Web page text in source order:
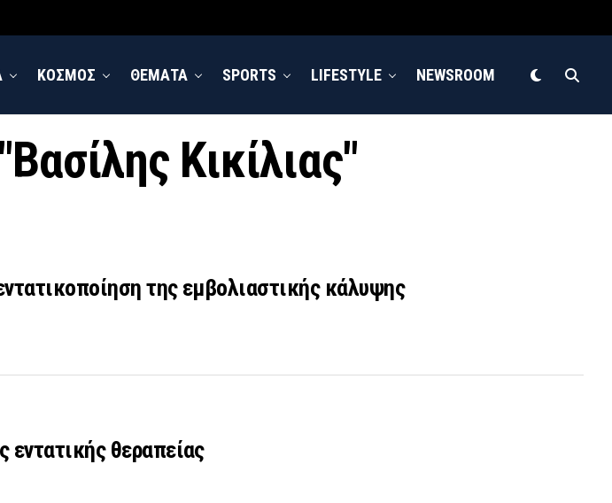
ΚΟΣΜΟΣ ΘΕΜΑΤΑ SPORTS LIFESTYLE NEWSROOM
Κικίλιας"
της εμβολιαστικής κάλυψης
εντατικής θεραπείας